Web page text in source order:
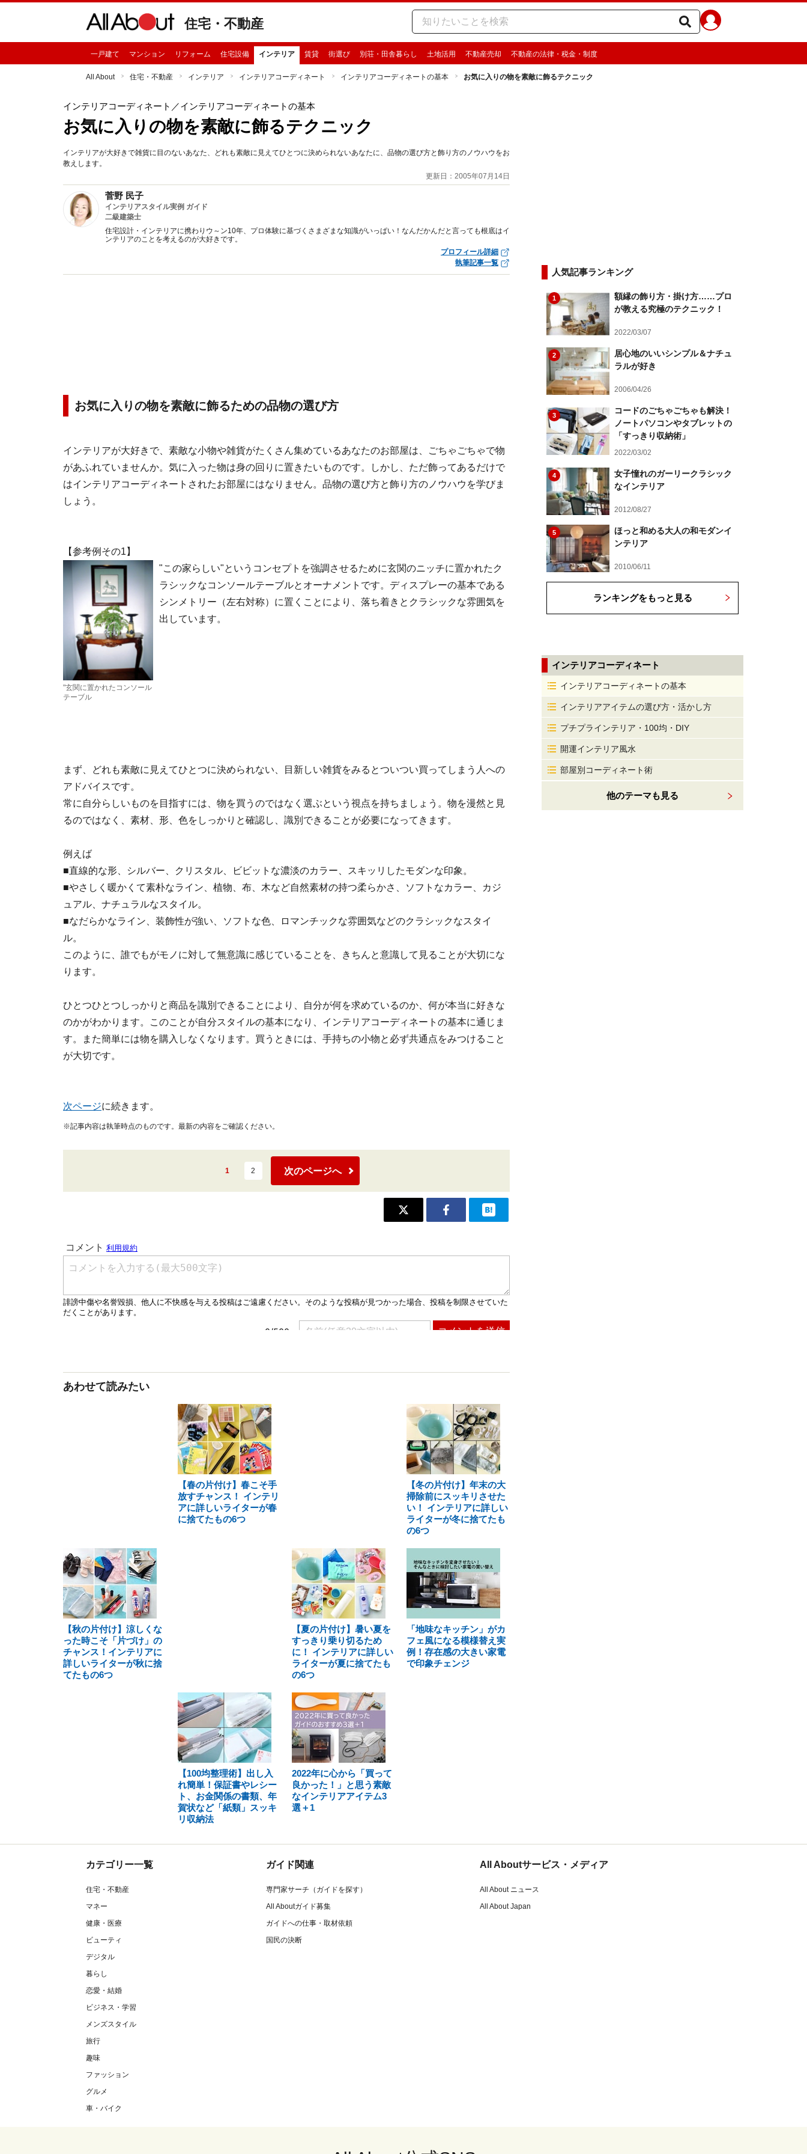
住宅・不動産
一戸建て マンション リフォーム 住宅設備 インテリア 賃貸 街選び 別荘・田舎暮らし 土地活用 不動産売却 不動産の法律・税金・制度
All About 住宅・不動産 インテリア インテリアコーディネート インテリアコーディネートの基本 お気に入りの物を素敵に飾るテクニック
インテリアコーディネート ／インテリアコーディネートの基本
お気に入りの物を素敵に飾るテクニック
インテリアが大好きで雑貨に目のないあなた、どれも素敵に見えてひとつに決められないあなたに、品物の選び方と飾り方のノウハウをお
教えします。
更新日：2005年07月14日
菅野 民子
インテリアスタイル実例 ガイド
二級建築士
住宅設計・インテリアに携わりウ～ン10年、プロ体験に基づくさまざまな知識がいっぱい！なんだかんだと言っても根底はイ
ンテリアのことを考えるのが大好きです。
プロフィール詳細
執筆記事一覧
お気に入りの物を素敵に飾るための品物の選び方
インテリアが大好きで、素敵な小物や雑貨がたくさん集めているあなたのお部屋は、ごちゃごちゃで物
があふれていませんか。気に入った物は身の回りに置きたいものです。しかし、ただ飾ってあるだけで
はインテリアコーディネートされたお部屋にはなりません。品物の選び方と飾り方のノウハウを学びま
しょう。
【参考例その1】
"玄関に置かれたコンソール
テーブル
"この家らしい"というコンセプトを強調させるために玄関のニッチに置かれたク
ラシックなコンソールテーブルとオーナメントです。ディスプレーの基本である
シンメトリー（左右対称）に置くことにより、落ち着きとクラシックな雰囲気を
出しています。
まず、どれも素敵に見えてひとつに決められない、目新しい雑貨をみるとついつい買ってしまう人への
アドバイスです。
常に自分らしいものを目指すには、物を買うのではなく選ぶという視点を持ちましょう。物を漫然と見
るのではなく、 素材、形、色をしっかりと確認し、識別できることが必要になってきます。
例えば
■直線的な形、シルバー、クリスタル、ビビットな濃淡のカラー、スキッリしたモダンな印象。
■やさしく暖かくて素朴なライン、植物、布、木など自然素材の持つ柔らかさ、ソフトなカラー、カジ
ュアル、ナチュラルなスタイル。
■なだらかなライン、装飾性が強い、ソフトな色、ロマンチックな雰囲気などのクラシックなスタイ
ル。
このように、誰でもがモノに対して無意識に感じていることを、きちんと意識して見ることが大切にな
ります。
ひとつひとつしっかりと商品を識別できることにより、自分が何を求めているのか、何が本当に好きな
のかがわかります。このことが自分スタイルの基本になり、インテリアコーディネートの基本に通じま
す。また簡単には物を購入しなくなります。買うときには、手持ちの小物と必ず共通点をみつけること
が大切です。
次ページに続きます。
※記事内容は執筆時点のものです。最新の内容をご確認ください。
1 2 次のページへ
あわせて読みたい
【春の片付け】春こそ手
放すチャンス！ インテリ
アに詳しいライターが春
に捨てたもの6つ
【冬の片付け】年末の大
掃除前にスッキリさせた
い！ インテリアに詳しい
ライターが冬に捨てたも
の6つ
【秋の片付け】涼しくな
った時こそ「片づけ」の
チャンス！インテリアに
詳しいライターが秋に捨
てたもの6つ
【夏の片付け】暑い夏を
すっきり乗り切るため
に！ インテリアに詳しい
ライターが夏に捨てたも
の6つ
「地味なキッチン」がカ
フェ風になる模様替え実
例！存在感の大きい家電
で印象チェンジ
【100均整理術】出し入
れ簡単！保証書やレシー
ト、お金関係の書類、年
賀状など「紙類」スッキ
リ収納法
2022年に心から「買って
良かった！」と思う素敵
なインテリアアイテム3
選＋1
人気記事ランキング
1
額縁の飾り方・掛け方……プロ
が教える究極のテクニック！
2022/03/07
2
居心地のいいシンプル＆ナチュ
ラルが好き
2006/04/26
3
コードのごちゃごちゃも解決！
ノートパソコンやタブレットの
「すっきり収納術」
2022/03/02
4
女子憧れのガーリークラシック
なインテリア
2012/08/27
5
ほっと和める大人の和モダンイ
ンテリア
2010/06/11
ランキングをもっと見る
インテリアコーディネート
インテリアコーディネートの基本
インテリアアイテムの選び方・活かし方
プチプラインテリア・100均・DIY
開運インテリア風水
部屋別コーディネート術
他のテーマも見る
カテゴリー一覧
住宅・不動産
マネー
健康・医療
ビューティ
デジタル
暮らし
恋愛・結婚
ビジネス・学習
メンズスタイル
旅行
趣味
ファッション
グルメ
車・バイク
ガイド関連
専門家サーチ（ガイドを探す）
All Aboutガイド募集
ガイドへの仕事・取材依頼
国民の決断
All Aboutサービス・メディア
All About ニュース
All About Japan